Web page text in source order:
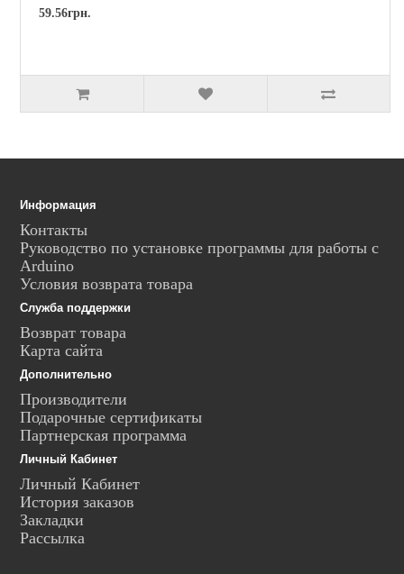
59.56грн.
Информация
Контакты
Руководство по установке программы для работы с
Arduino
Условия возврата товара
Служба поддержки
Возврат товара
Карта сайта
Дополнительно
Производители
Подарочные сертификаты
Партнерская программа
Личный Кабинет
Личный Кабинет
История заказов
Закладки
Рассылка